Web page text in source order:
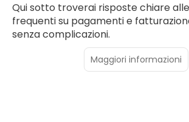
Qui sotto troverai risposte chiare
frequenti su pagamenti e
senza complicazioni.
Maggiori informazioni